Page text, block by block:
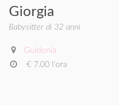
Giorgia
Babysitter di 32 anni
Guidonia
€ 7.00 l'ora